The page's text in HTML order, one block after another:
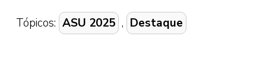
Tópicos: ASU 2025 , Destaque